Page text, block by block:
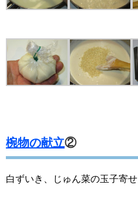
椀物の献立②
白ずいき、じゅん菜の玉子寄せ